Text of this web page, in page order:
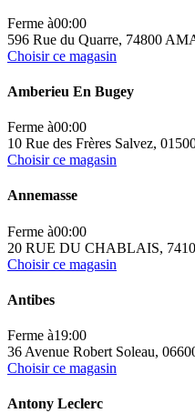
Ferme à00:00
596 Rue du Quarre, 74800
Choisir ce magasin
Amberieu En Bugey
Ferme à00:00
10 Rue des Frères Salvez,
Choisir ce magasin
Annemasse
Ferme à00:00
20 RUE DU CHABLAIS,
Choisir ce magasin
Antibes
Ferme à19:00
36 Avenue Robert Soleau,
Choisir ce magasin
Antony Leclerc